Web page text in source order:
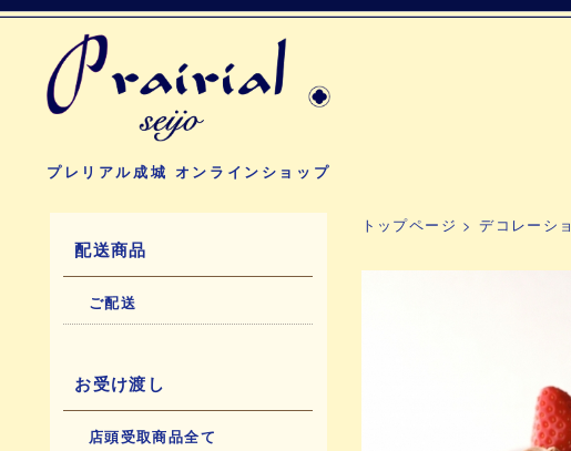
プレリアル成城 オンラインショップ
配送商品
ご配送
お受け渡し
店頭受取商品全て
トップページ >デコレーシ